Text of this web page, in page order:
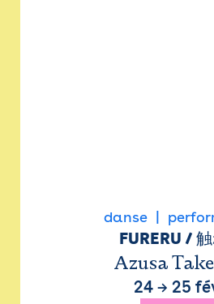
danse
FURERU /
Azusa
24→ 25